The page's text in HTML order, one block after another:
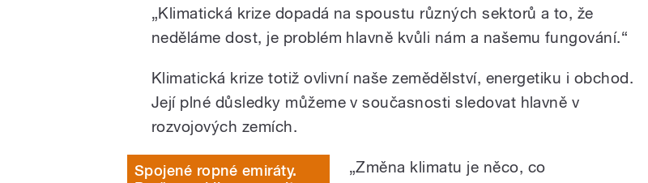
„Klimatická krize dopadá na spoustu různých sektorů a to, že
neděláme dost, je problém hlavně kvůli nám a našemu fungování.“
Klimatická krize totiž ovlivní naše zemědělství, energetiku i obchod.
Její plné důsledky můžeme v současnosti sledovat hlavně v
rozvojových zemích.
Spojené ropné emiráty.
„Změna klimatu je něco, co